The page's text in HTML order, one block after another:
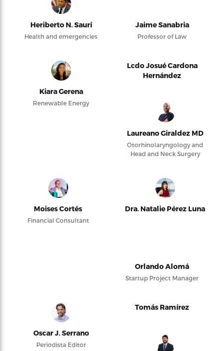
Heriberto N. Saurí
Health and emergencies
Jaime Sanabria
Professor of Law
Kiara Gerena
Renewable Energy
Lcdo Josué Cardona
Hernández
Laureano Giraldez MD
Otorhinolaryngology and
Head and Neck Surgery
Moises Cortés
Financial Consultant
Dra. Natalie Pérez Luna
Orlando Alomá
Startup Project Manager
Oscar J. Serrano
Periodista Editor
Tomás Ramírez